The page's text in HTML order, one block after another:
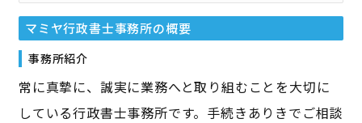
マミヤ行政書士事務所の概要
事務所紹介
常に真摯に、誠実に業務へと取り組むことを大切に
している行政書士事務所です。手続きありきでご相談